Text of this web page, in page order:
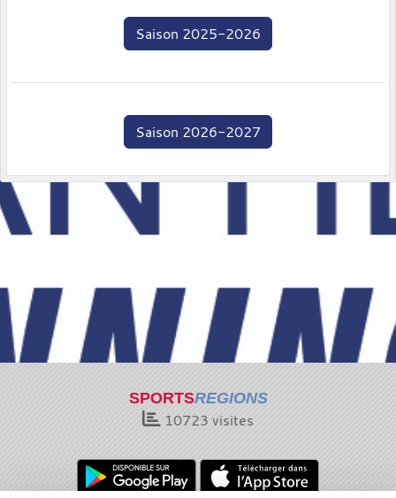
Saison 2025-2026
Saison 2026-2027
SPORTSREGIONS
10723 visites